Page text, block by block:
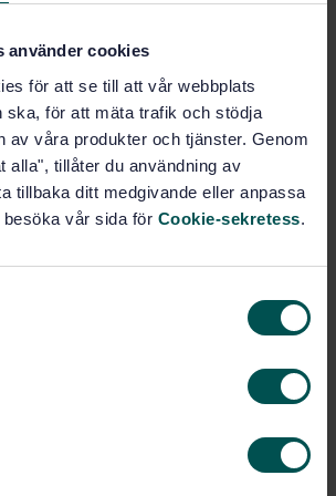
använder cookies
för att se till att vår webbplats
ska, för att mäta trafik och stödja
av våra produkter och tjänster. Genom
alla", tillåter du användning av
tillbaka ditt medgivande eller anpassa
vår sida för Cookie-sekretess.
inom
inom transport